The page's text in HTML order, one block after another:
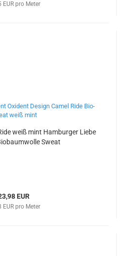
EUR pro Meter
weiß mint Hamburger Liebe
Sweat
EUR
EUR pro Meter